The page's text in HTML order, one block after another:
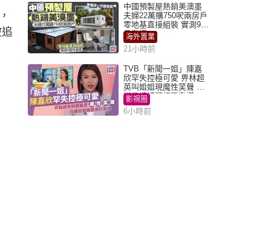
中國預製屋熱銷美澳墨
夫婦22萬購750呎兩房戶
零地基直接組裝 實測9個
月激讚
海外置業
21小時前
TVB「新聞一姐」陳嘉
欣罕失控極可愛 畀林超
英叫姐姐現魔性笑聲 自
嘲是姨姨獲網民激讚
影視圈
6小時前